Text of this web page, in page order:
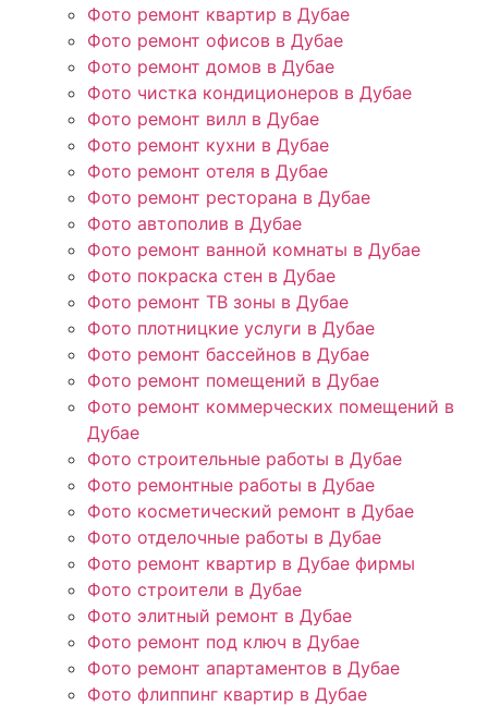
Фото ремонт квартир в Дубае
Фото ремонт офисов в Дубае
Фото ремонт домов в Дубае
Фото чистка кондиционеров в Дубае
Фото ремонт вилл в Дубае
Фото ремонт кухни в Дубае
Фото ремонт отеля в Дубае
Фото ремонт ресторана в Дубае
Фото автополив в Дубае
Фото ремонт ванной комнаты в Дубае
Фото покраска стен в Дубае
Фото ремонт ТВ зоны в Дубае
Фото плотницкие услуги в Дубае
Фото ремонт бассейнов в Дубае
Фото ремонт помещений в Дубае
Фото ремонт коммерческих помещений в
Дубае
Фото строительные работы в Дубае
Фото ремонтные работы в Дубае
Фото косметический ремонт в Дубае
Фото отделочные работы в Дубае
Фото ремонт квартир в Дубае фирмы
Фото строители в Дубае
Фото элитный ремонт в Дубае
Фото ремонт под ключ в Дубае
Фото ремонт апартаментов в Дубае
Фото флиппинг квартир в Дубае